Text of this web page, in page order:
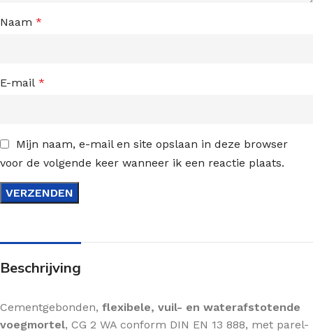
Naam *
E-mail *
Mijn naam, e-mail en site opslaan in deze browser
voor de volgende keer wanneer ik een reactie plaats.
Beschrijving
Cementgebonden, flexibele, vuil- en waterafstotende
voegmortel, CG 2 WA conform DIN EN 13 888, met parel-